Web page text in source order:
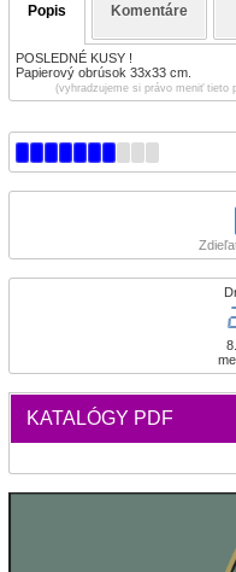
KATALÓGY PDF
Popis Komentáre
POSLEDNÉ KUSY !
Papierový obrúsok 33x33 cm.
(vyhradzujeme si právo meniť tieto